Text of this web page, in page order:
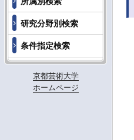
研究分野別検索
条件指定検索
京都芸術大学
ホームページ